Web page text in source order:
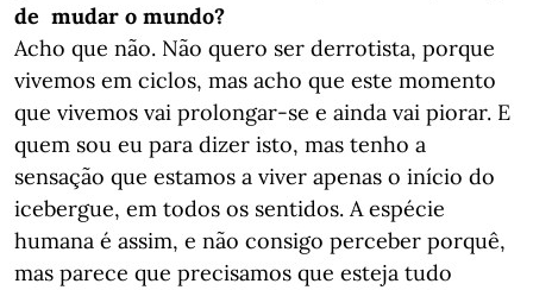
de mudar o mundo?
Acho que não. Não quero ser derrotista, porque
vivemos em ciclos, mas acho que este momento
que vivemos vai prolongar-se e ainda vai piorar. E
quem sou eu para dizer isto, mas tenho a
sensação que estamos a viver apenas o início do
icebergue, em todos os sentidos. A espécie
humana é assim, e não consigo perceber porquê,
mas parece que precisamos que esteja tudo